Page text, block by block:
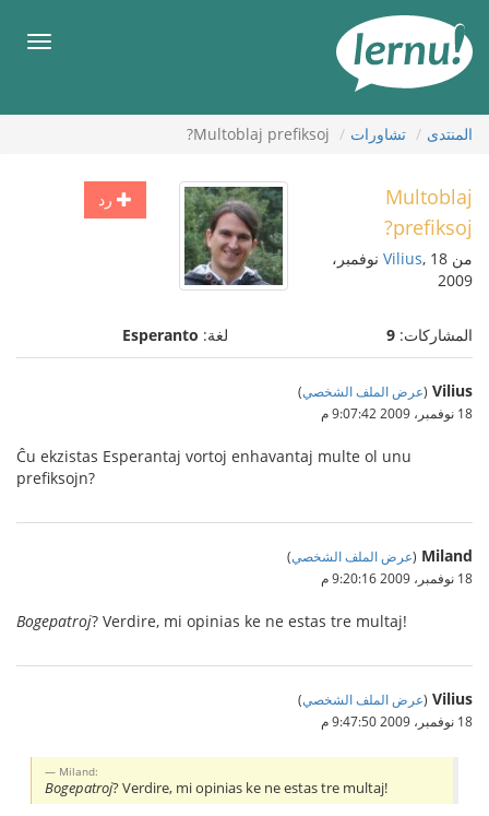
المحتويات
قائمة
المنتدى تشاورات Multoblaj prefiksoj?
رد
Multoblaj
prefiksoj?
من Vilius , 18 نوفمبر،
2009
المشاركات: 9 لغة: Esperanto
Vilius
(عرض الملف الشخصي)
18 نوفمبر، 2009 9:07:42 م
Ĉu ekzistas Esperantaj vortoj enhavantaj multe ol unu
prefiksojn?
Miland
(عرض الملف الشخصي)
18 نوفمبر، 2009 9:20:16 م
Bogepatroj? Verdire, mi opinias ke ne estas tre multaj!
Vilius
(عرض الملف الشخصي)
18 نوفمبر، 2009 9:47:50 م
Miland:
Bogepatroj? Verdire, mi opinias ke ne estas tre multaj!